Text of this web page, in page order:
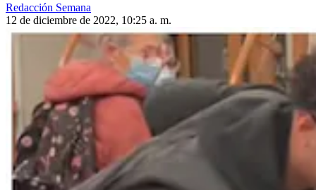
Redacción Semana
12 de diciembre de 2022, 10:25 a. m.